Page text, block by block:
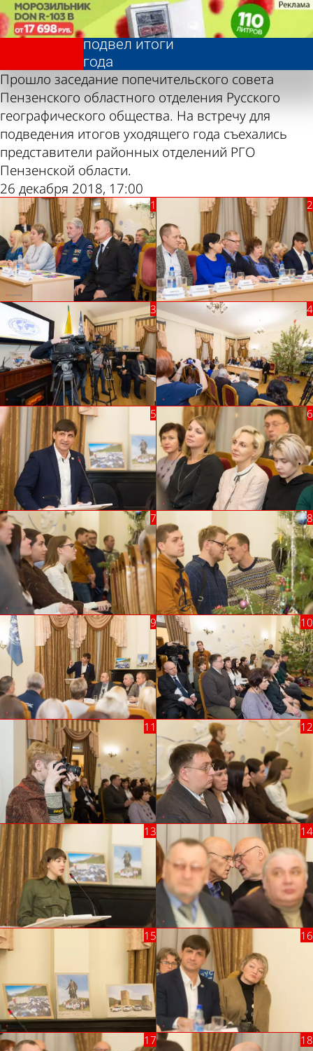
Попечительский
совет РГО
подвел итоги
года
Фотолента,
«Общество»
Прошло заседание попечительского совета
Пензенского областного отделения Русского
географического общества. На встречу для
подведения итогов уходящего года съехались
представители районных отделений РГО
Пензенской области.
26 декабря 2018, 17:00
Попечительский
совет РГО
подвел итоги
года
Фотолента,
«Общество»